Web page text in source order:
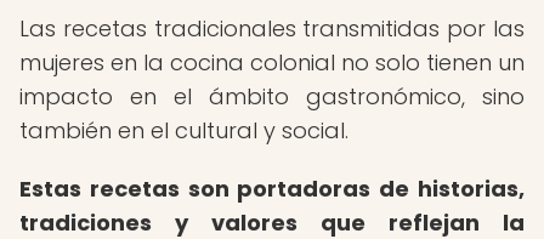
Las recetas tradicionales transmitidas por las
mujeres en la cocina colonial no solo tienen un
impacto en el ámbito gastronómico, sino
también en el cultural y social.
Estas recetas son portadoras de historias,
tradiciones y valores que reflejan la